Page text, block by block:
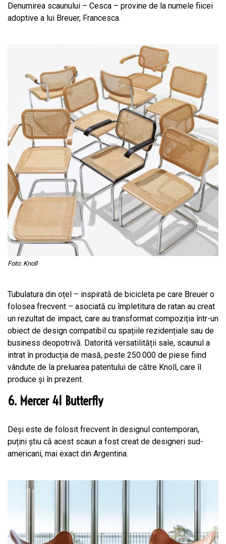
Denumirea scaunului – Cesca – provine de la numele fiicei
adoptive a lui Breuer, Francesca.
Foto: Knoll
Tubulatura din oțel – inspirată de bicicleta pe care Breuer o
folosea frecvent – asociată cu împletitura de ratan au creat
un rezultat de impact, care au transformat compoziția într-un
obiect de design compatibil cu spațiile rezidențiale sau de
business deopotrivă. Datorită versatilității sale, scaunul a
intrat în producția de masă, peste 250.000 de piese fiind
vândute de la preluarea patentului de către Knoll, care îl
produce și în prezent.
6. Mercer 41 Butterfly
Deși este de folosit frecvent în designul contemporan,
puțini știu că acest scaun a fost creat de designeri sud-
americani, mai exact din Argentina.